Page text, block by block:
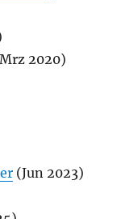
2020)
(Jun 2023)